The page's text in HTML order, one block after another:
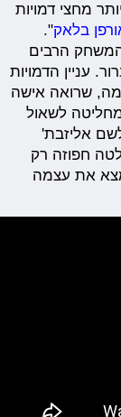
מחצי דמויות
בלאק".
הרבים
עניין הדמויות
שרואה אישה
לשאול
אליזבת'
חפוזה רק
את עצמה